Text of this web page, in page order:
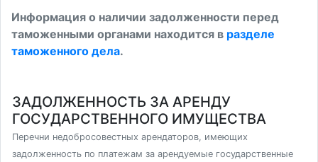
Информация о наличии задолженности перед
таможенными органами находится в разделе
таможенного дела.
ЗАДОЛЖЕННОСТЬ ЗА АРЕНДУ
ГОСУДАРСТВЕННОГО ИМУЩЕСТВА
Перечни недобросовестных арендаторов, имеющих
задолженность по платежам за арендуемые государственные